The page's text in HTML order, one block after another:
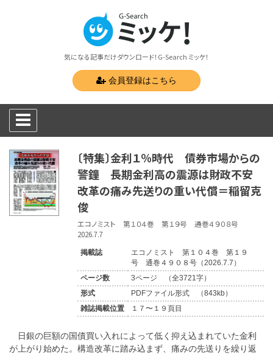
気になる記事だけダウンロード！G-Search ミッケ！
会員登録はこちら
〔特集〕金利１％時代 債券市場からの
警鐘 長期金利高の震源は財政不安
改革の痛み先送りの重い代償＝稲留克
俊
エコノミスト 第１０４巻 第１９号 通巻４９０８号
2026.7.7
掲載誌
エコノミスト 第１０４巻 第１９
号 通巻４９０８号（2026.7.7）
ページ数
3ページ （全3721字）
形式
PDFファイル形式 （843kb）
雑誌掲載位置
１７〜１９頁目
日銀の巨額の国債買い入れによって低く抑え込まれていた金利
が上がり始めた。構造改革に踏み込まず、痛みの先送りを繰り返